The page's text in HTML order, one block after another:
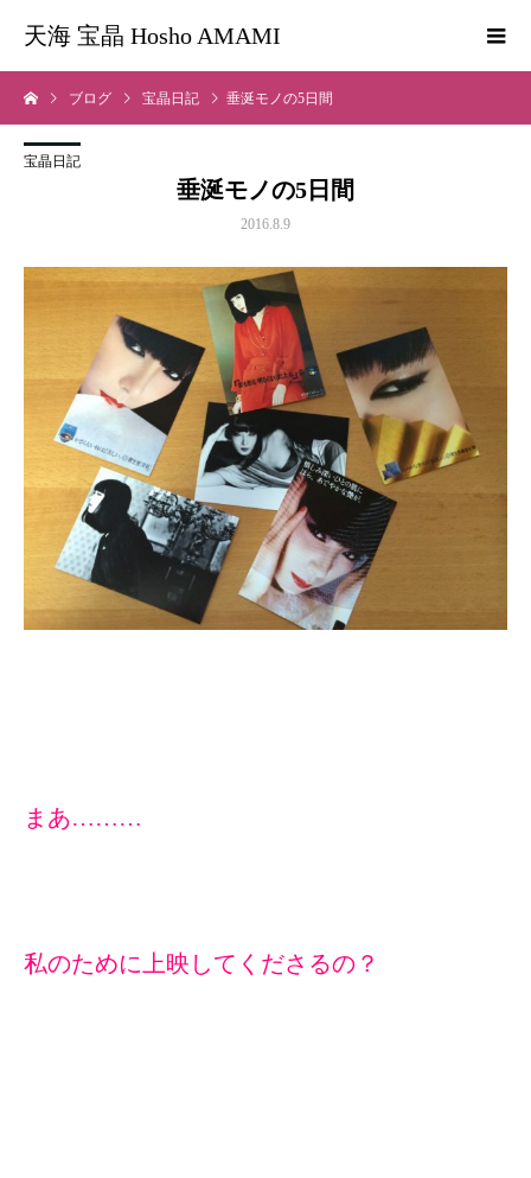
天海 宝晶 Hosho AMAMI
ブログ 宝晶日記 垂涎モノの5日間
宝晶日記
垂涎モノの5日間
2016.8.9
まあ………
私のために上映してくださるの？